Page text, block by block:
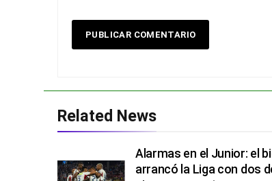
Related News
Alarmas en el Junior: el
arrancó la Liga con dos